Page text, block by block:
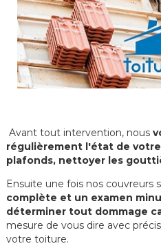
Avant tout intervention, nous
régulièrement l'état de
plafonds, nettoyer les
Ensuite une fois nos couvreurs
complète et un examen
déterminer tout dommage
mesure de vous dire avec
votre toiture.